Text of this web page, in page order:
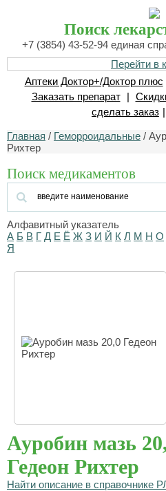
Поиск
+7 (3854) 43-52-94 единая
Перейти в
Аптеки Доктор+/Доктор плюс
Заказать препарат
|
сделать заказ |
Главная / Геморроидальные /
Рихтер
Поиск медикаментов
Алфавитный указатель
А Б В Г Д Е Ё Ж З И Й К Л М Н О
Я
Ауробин мазь
Гедеон Рихтер
Найти описание в справочнике